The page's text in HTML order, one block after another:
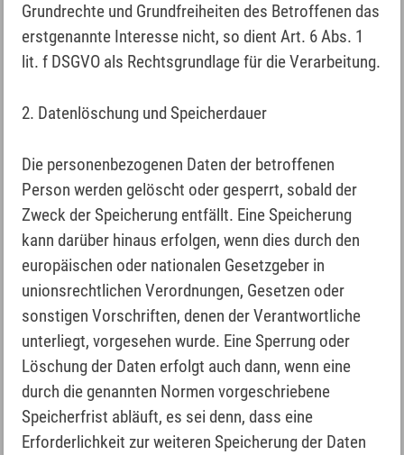
Grundrechte und Grundfreiheiten des Betroffenen das
erstgenannte Interesse nicht, so dient Art. 6 Abs. 1
lit. f DSGVO als Rechtsgrundlage für die Verarbeitung.
2. Datenlöschung und Speicherdauer
Die personenbezogenen Daten der betroffenen
Person werden gelöscht oder gesperrt, sobald der
Zweck der Speicherung entfällt. Eine Speicherung
kann darüber hinaus erfolgen, wenn dies durch den
europäischen oder nationalen Gesetzgeber in
unionsrechtlichen Verordnungen, Gesetzen oder
sonstigen Vorschriften, denen der Verantwortliche
unterliegt, vorgesehen wurde. Eine Sperrung oder
Löschung der Daten erfolgt auch dann, wenn eine
durch die genannten Normen vorgeschriebene
Speicherfrist abläuft, es sei denn, dass eine
Erforderlichkeit zur weiteren Speicherung der Daten